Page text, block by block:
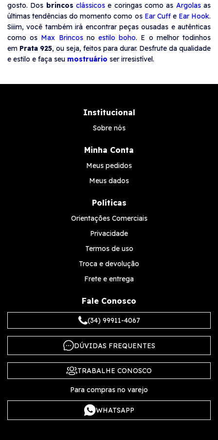
gosto. Dos brincosclássicos e coringas como as Argolasas
últimas tendências do momento como os Ear Cuffe Ear Hook.
Siiim, você também irá encontrar peças ousadas e autênticas
como os Max Brincosnoestilo boho. E o melhor todinhos
em Prata 925, ou seja, feitos para durar. Desfrute da qualidade
e estilo e faça seu mostruário ser irresistível.
Institucional
Sobre nós
Minha Conta
Meus pedidos
Meus dados
Políticas
Orientações Comerciais
Privacidade
Termos de uso
Troca e devolução
Frete e entrega
Fale Conosco
(34) 99911-4067
DÚVIDAS FREQUENTES
TRABALHE CONOSCO
Para compras no varejo
WHATSAPP